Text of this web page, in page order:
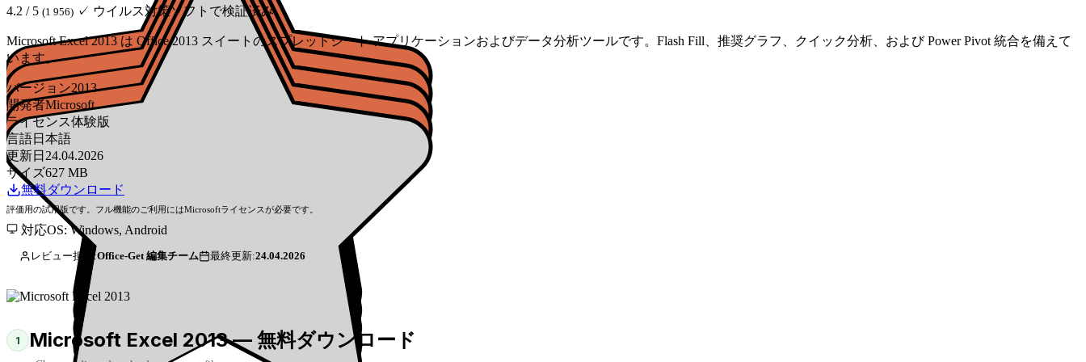
4.2 / 5 (1 956) ✓ ウイルス対策ソフトで検証済み
Microsoft Excel 2013 は Office 2013 スイートのスプレッドシート アプリケーションおよびデータ分析ツールです。Flash Fill、推奨グラフ、クイック分析、および Power Pivot 統合を備えて
います。
バージョン2013
開発者Microsoft
ライセンス体験版
言語日本語
更新日 24.04.2026
サイズ627 MB
無料ダウンロード
評価用の試用版です。フル機能のご利用にはMicrosoftライセンスが必要です。
対応OS: Windows, Android
レビュー担当:Office-Get 編集チーム 最終更新:24.04.2026
1 Microsoft Excel 2013 — 無料ダウンロード